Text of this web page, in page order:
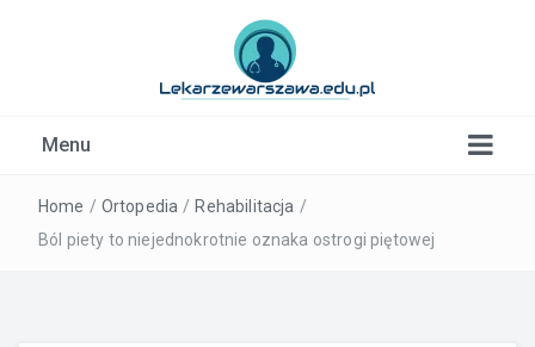
Menu
Home / Ortopedia / Rehabilitacja /
Ból piety to niejednokrotnie oznaka ostrogi piętowej